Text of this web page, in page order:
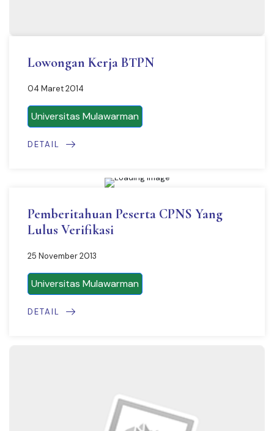
Lowongan Kerja BTPN
04 Maret 2014
Universitas Mulawarman
DETAIL
Pemberitahuan Peserta CPNS Yang
Lulus Verifikasi
25 November 2013
Universitas Mulawarman
DETAIL